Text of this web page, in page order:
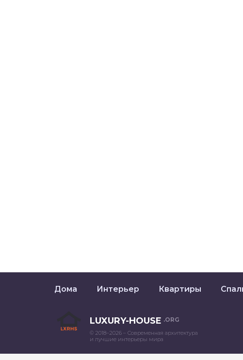
Дома Интерьер Квартиры
LUXURY-HOUSE .ORG
© 2018–2026 – Современная архитектура
и лучшие интерьеры мира